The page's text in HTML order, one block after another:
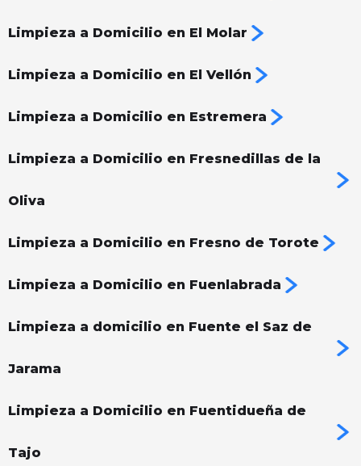
Limpieza a Domicilio en El Molar
Limpieza a Domicilio en El Vellón
Limpieza a Domicilio en Estremera
Limpieza a Domicilio en Fresnedillas de la
Oliva
Limpieza a Domicilio en Fresno de Torote
Limpieza a Domicilio en Fuenlabrada
Limpieza a domicilio en Fuente el Saz de
Jarama
Limpieza a Domicilio en Fuentidueña de
Tajo